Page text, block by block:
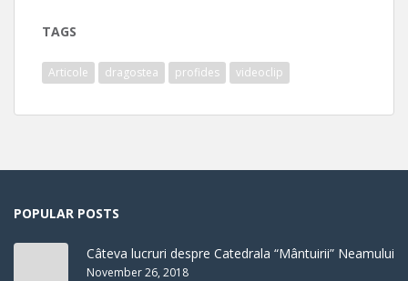
TAGS
Articole dragostea profides videoclip
POPULAR POSTS
Câteva lucruri despre Catedrala “Mântuirii” Neamului
November 26, 2018